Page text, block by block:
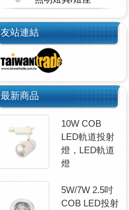
友站連結
最新商品
10W COB
LED軌道投射
燈，LED軌道
燈
5W/7W 2.5吋
COB LED投射